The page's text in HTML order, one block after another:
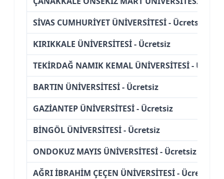
SİVAS CUMHURİYET ÜNİVERSİTESİ - Ücretsiz
KIRIKKALE ÜNİVERSİTESİ - Ücretsiz
TEKİRDAĞ NAMIK KEMAL ÜNİVERSİTESİ -
BARTIN ÜNİVERSİTESİ - Ücretsiz
GAZİANTEP ÜNİVERSİTESİ - Ücretsiz
BİNGÖL ÜNİVERSİTESİ - Ücretsiz
ONDOKUZ MAYIS ÜNİVERSİTESİ - Ücretsiz
AĞRI İBRAHİM ÇEÇEN ÜNİVERSİTESİ - Ücretsiz